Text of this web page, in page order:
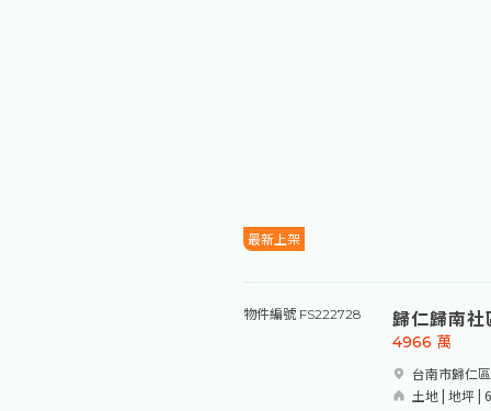
最新上架
物件編號 FS222728 歸仁歸南
台南市歸仁
土地 | 地坪 |
4966 萬